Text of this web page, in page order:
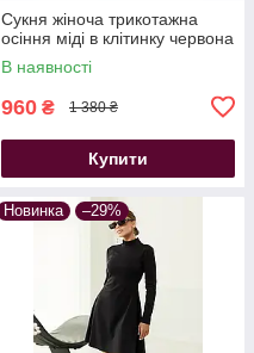
Сукня жіноча трикотажна
осіння міді в клітинку червона
В наявності
960 ₴ 1 380 ₴
Купити
Новинка –29%